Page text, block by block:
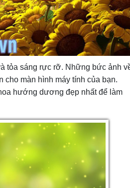
tỏa sáng rực rỡ. Những bức ảnh
màn hình máy tính của bạn.
hướng dương đẹp nhất để làm